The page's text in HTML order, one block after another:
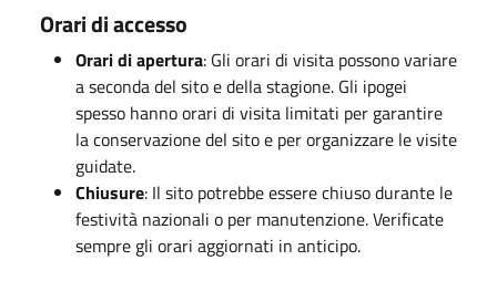
Orari di accesso
Orari di apertura: Gli orari di visita possono variare
a seconda del sito e della stagione. Gli ipogei
spesso hanno orari di visita limitati per garantire
la conservazione del sito e per organizzare le visite
guidate.
Chiusure: Il sito potrebbe essere chiuso durante le
festività nazionali o per manutenzione. Verificate
sempre gli orari aggiornati in anticipo.